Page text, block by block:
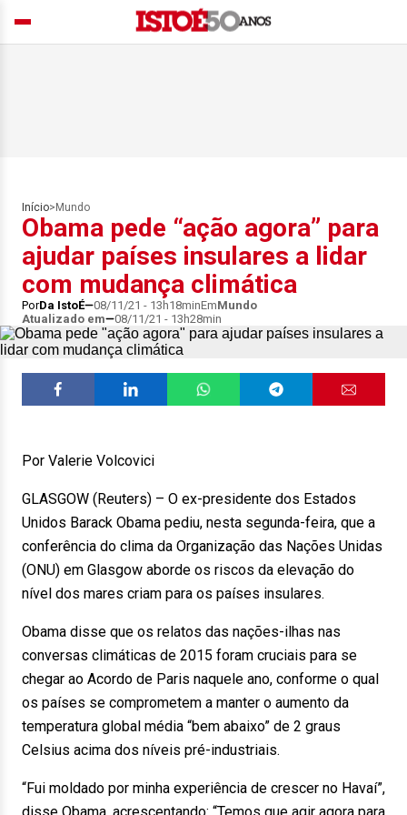
Início> Mundo
Obama pede “ação agora” para
ajudar países insulares a lidar
com mudança climática
PorDa IstoÉ 08/11/21 - 13h18minEmMundo
Atualizado em
08/11/21 - 13h28min
Por Valerie Volcovici
GLASGOW (Reuters) – O ex-presidente dos Estados
Unidos Barack Obama pediu, nesta segunda-feira, que a
conferência do clima da Organização das Nações Unidas
(ONU) em Glasgow aborde os riscos da elevação do
nível dos mares criam para os países insulares.
Obama disse que os relatos das nações-ilhas nas
conversas climáticas de 2015 foram cruciais para se
chegar ao Acordo de Paris naquele ano, conforme o qual
os países se comprometem a manter o aumento da
temperatura global média “bem abaixo” de 2 graus
Celsius acima dos níveis pré-industriais.
“Fui moldado por minha experiência de crescer no Havaí”,